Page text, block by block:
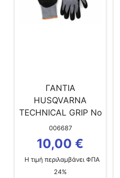
ΓΑΝΤΙΑ
HUSQVARNA
TECHNICAL GRIP No
9
006687
10,00 €
Η τιμή περιλαμβάνει ΦΠΑ
24%